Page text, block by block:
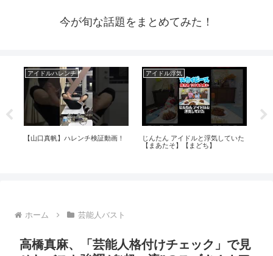
今が旬な話題をまとめてみた！
アイドルハレンチ
【山口真帆】ハレンチ検証動画！
アイドル浮気
じんたん アイドルと浮気していた
【まあたそ】【まどち】
ホーム 芸能人バスト
高橋真麻、「芸能人格付けチェック」で見